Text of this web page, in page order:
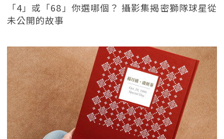
「4」或「68」你選哪個？ 攝影集揭密獅隊球星從
未公開的故事